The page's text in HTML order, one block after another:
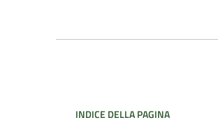
INDICE DELLA PAGINA